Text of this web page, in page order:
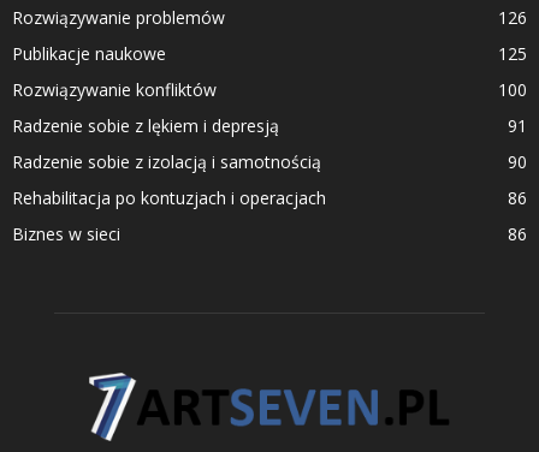
Rozwiązywanie problemów
126
Publikacje naukowe
125
Rozwiązywanie konfliktów
100
Radzenie sobie z lękiem i depresją
91
Radzenie sobie z izolacją i samotnością
90
Rehabilitacja po kontuzjach i operacjach
86
Biznes w sieci
86